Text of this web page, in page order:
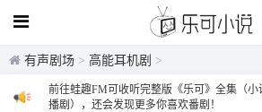
有声剧场 > 高能耳机剧 >
前往蛙趣FM可收听完整版《乐可》全集（小
播剧），还会发现更多你喜欢番剧！